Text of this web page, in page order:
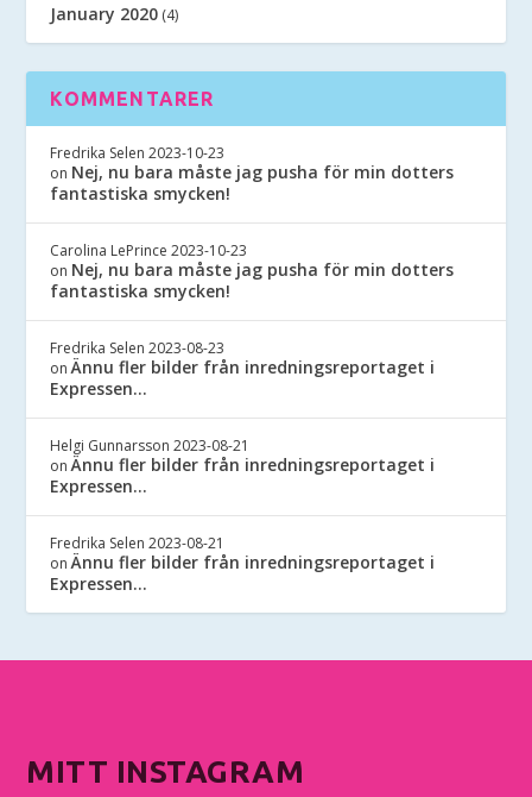
January 2020 (4)
KOMMENTARER
Fredrika Selen 2023-10-23
on Nej, nu bara måste jag pusha för min dotters
fantastiska smycken!
Carolina LePrince 2023-10-23
on Nej, nu bara måste jag pusha för min dotters
fantastiska smycken!
Fredrika Selen 2023-08-23
onÄnnu fler bilder från inredningsreportaget i
Expressen…
Helgi Gunnarsson 2023-08-21
onÄnnu fler bilder från inredningsreportaget i
Expressen…
Fredrika Selen 2023-08-21
onÄnnu fler bilder från inredningsreportaget i
Expressen…
MITT INSTAGRAM